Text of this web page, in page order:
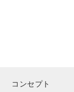
コンセプト